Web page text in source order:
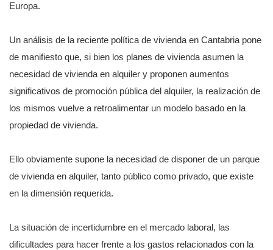
Europa.
Un análisis de la reciente política de vivienda en Cantabria pone
de manifiesto que, si bien los planes de vivienda asumen la
necesidad de vivienda en alquiler y proponen aumentos
significativos de promoción pública del alquiler, la realización de
los mismos vuelve a retroalimentar un modelo basado en la
propiedad de vivienda.
Ello obviamente supone la necesidad de disponer de un parque
de vivienda en alquiler, tanto público como privado, que existe
en la dimensión requerida.
La situación de incertidumbre en el mercado laboral, las
dificultades para hacer frente a los gastos relacionados con la